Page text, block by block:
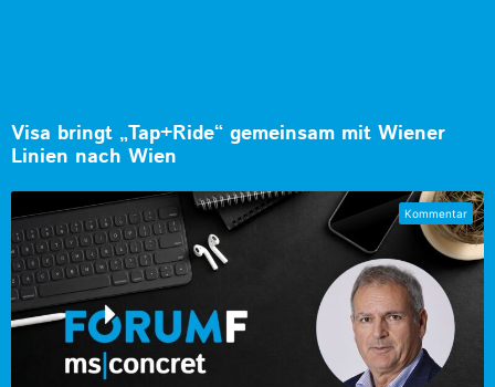
Visa bringt „Tap+Ride“ gemeinsam mit Wiener
Linien nach Wien